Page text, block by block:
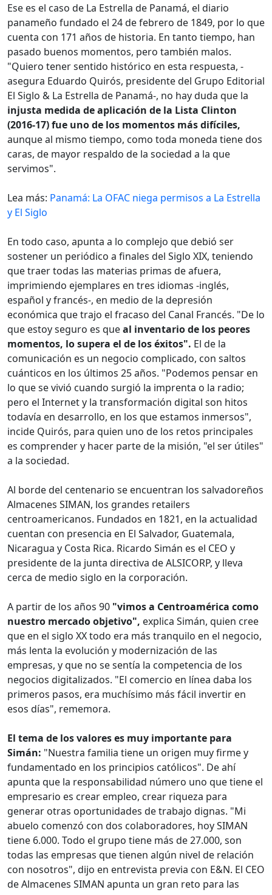
Ese es el caso de La Estrella de Panamá, el diario
panameño fundado el 24 de febrero de 1849, por lo que
cuenta con 171 años de historia. En tanto tiempo, han
pasado buenos momentos, pero también malos.
"Quiero tener sentido histórico en esta respuesta, -
asegura Eduardo Quirós, presidente del Grupo Editorial
El Siglo & La Estrella de Panamá-, no hay duda que la
injusta medida de aplicación de la Lista Clinton
(2016-17) fue uno de los momentos más difíciles,
aunque al mismo tiempo, como toda moneda tiene dos
caras, de mayor respaldo de la sociedad a la que
servimos".
Lea más: Panamá: La OFAC niega permisos a La Estrella
y El Siglo
En todo caso, apunta a lo complejo que debió ser
sostener un periódico a finales del Siglo XIX, teniendo
que traer todas las materias primas de afuera,
imprimiendo ejemplares en tres idiomas -inglés,
español y francés-, en medio de la depresión
económica que trajo el fracaso del Canal Francés. "De lo
que estoy seguro es queal inventario de los peores
momentos, lo supera el de los éxitos". El de la
comunicación es un negocio complicado, con saltos
cuánticos en los últimos 25 años. "Podemos pensar en
lo que se vivió cuando surgió la imprenta o la radio;
pero el Internet y la transformación digital son hitos
todavía en desarrollo, en los que estamos inmersos",
incide Quirós, para quien uno de los retos principales
es comprender y hacer parte de la misión, "el ser útiles"
a la sociedad.
Al borde del centenario se encuentran los salvadoreños
Almacenes SIMAN, los grandes retailers
centroamericanos. Fundados en 1821, en la actualidad
cuentan con presencia en El Salvador, Guatemala,
Nicaragua y Costa Rica. Ricardo Simán es el CEO y
presidente de la junta directiva de ALSICORP, y lleva
cerca de medio siglo en la corporación.
A partir de los años 90 "vimos a Centroamérica como
nuestro mercado objetivo", explica Simán, quien cree
que en el siglo XX todo era más tranquilo en el negocio,
más lenta la evolución y modernización de las
empresas, y que no se sentía la competencia de los
negocios digitalizados. "El comercio en línea daba los
primeros pasos, era muchísimo más fácil invertir en
esos días", rememora.
El tema de los valores es muy importante para
Simán: "Nuestra familia tiene un origen muy firme y
fundamentado en los principios católicos". De ahí
apunta que la responsabilidad número uno que tiene el
empresario es crear empleo, crear riqueza para
generar otras oportunidades de trabajo dignas. "Mi
abuelo comenzó con dos colaboradores, hoy SIMAN
tiene 6.000. Todo el grupo tiene más de 27.000, son
todas las empresas que tienen algún nivel de relación
con nosotros", dijo en entrevista previa con E&N. El CEO
de Almacenes SIMAN apunta un gran reto para las